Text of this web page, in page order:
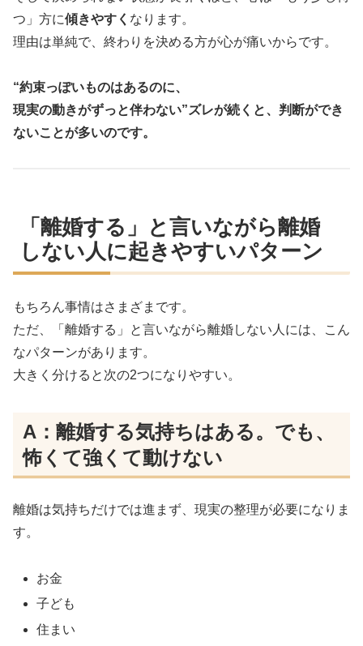
つ」方に傾きやすく なります。
理由は単純で、終わりを決める方が心が痛いからです。
“約束っぽいものはあるのに、
現実の動きがずっと伴わない”ズレが続くと、判断ができ
ないことが多いのです。
「離婚する」と言いながら離婚
しない人に起きやすいパターン
もちろん事情はさまざまです。
ただ、「離婚する」と言いながら離婚しない人には、こん
なパターンがあります。
大きく分けると次の2つになりやすい。
A：離婚する気持ちはある。でも、
怖くて強くて動けない
離婚は気持ちだけでは進まず、現実の整理が必要になりま
す。
お金
子ども
住まい